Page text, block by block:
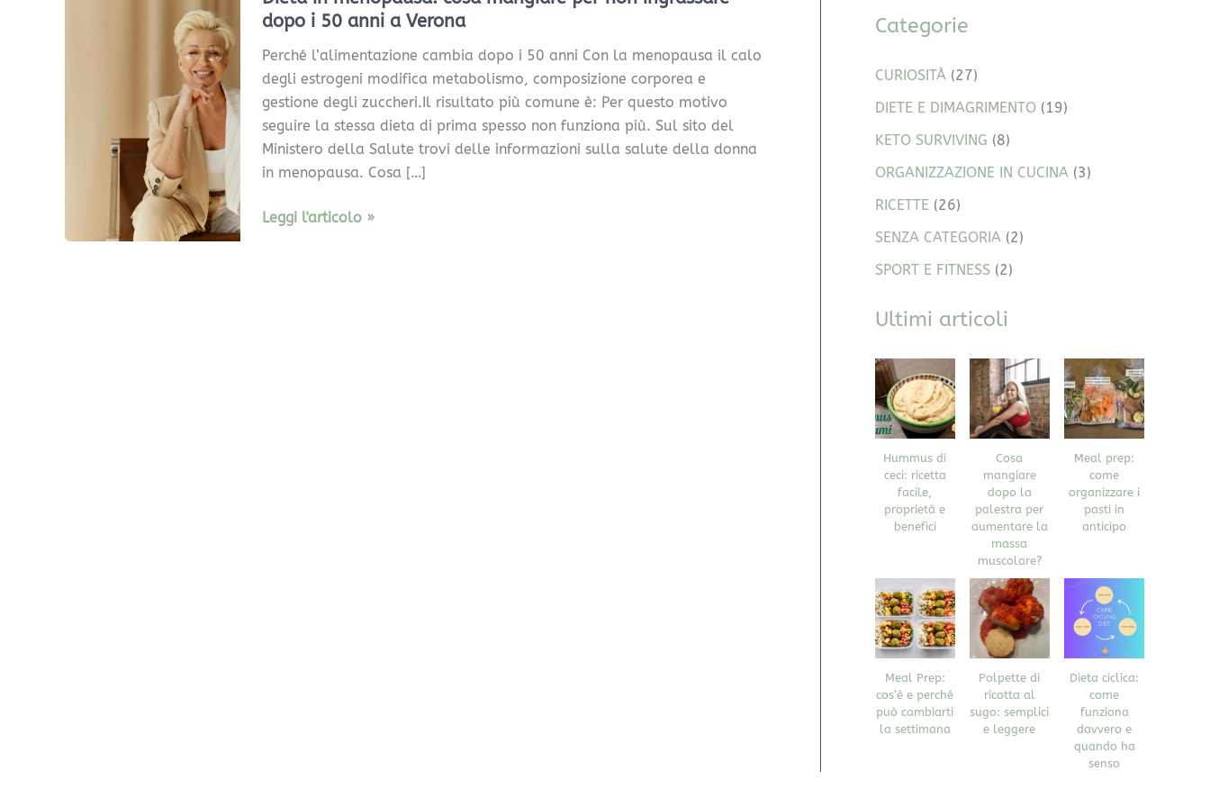
dopo i 50 anni a Verona
Perché l’alimentazione cambia dopo i 50 anni Con la menopausa il calo
degli estrogeni modifica metabolismo, composizione corporea e
gestione degli zuccheri.Il risultato più comune è: Per questo motivo
seguire la stessa dieta di prima spesso non funziona più. Sul sito del
Ministero della Salute trovi delle informazioni sulla salute della donna
in menopausa. Cosa […]
menopausa:
cosa
mangiare
per
non
ingrassare
dopo
i
anni
Leggi l'articolo »
Categorie
CURIOSITÀ (27)
DIETE E DIMAGRIMENTO (19)
KETO SURVIVING (8)
ORGANIZZAZIONE IN CUCINA (3)
RICETTE (26)
SENZA CATEGORIA (2)
SPORT E FITNESS (2)
Ultimi articoli
Hummus di
ceci: ricetta
facile,
proprietà e
benefici
Cosa
mangiare
dopo la
palestra per
aumentare la
massa
muscolare?
Meal prep:
come
organizzare i
pasti in
anticipo
Meal Prep:
cos’è e perché
può cambiarti
la settimana
Polpette di
ricotta al
sugo: semplici
e leggere
Dieta ciclica:
come
funziona
davvero e
quando ha
senso